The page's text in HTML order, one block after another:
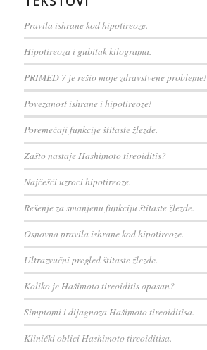
Pravila ishrane kod hipotireoze.
Hipotireoza i gubitak kilograma.
PRIMED 7 je rešio moje zdravstvene probleme!
Povezanost ishrane i hipotireoze!
Poremećaji funkcije štitaste žlezde.
Zašto nastaje Hashimoto tireoiditis?
Najčešći uzroci hipotireoze.
Rešenje za smanjenu funkciju štitaste žlezde.
Osnovna pravila ishrane kod hipotireoze.
Ultrazvučni pregled štitaste žlezde.
Koliko je Hašimoto tireoiditis opasan?
Simptomi i dijagnoza Hašimoto tireoiditisa.
Klinički oblici Hashimoto tireoiditisa.